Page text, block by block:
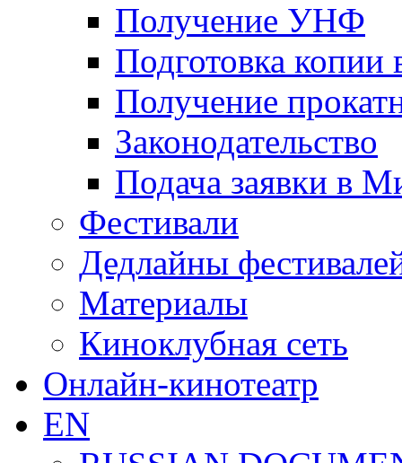
Получение УНФ
Подготовка копии
Получение
Законодательство
Подача заявки в
Фестивали
Дедлайны
Материалы
Киноклубная сеть
Онлайн-кинотеатр
EN